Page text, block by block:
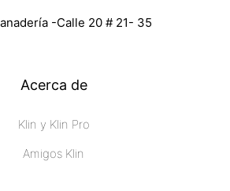
-Calle 20 # 21- 35
Acerca de
Klin y Klin Pro
Amigos Klin